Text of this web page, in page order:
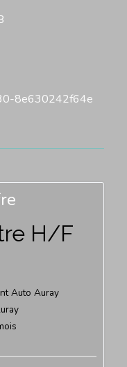
8e630242f64e
H/F
Auto Auray